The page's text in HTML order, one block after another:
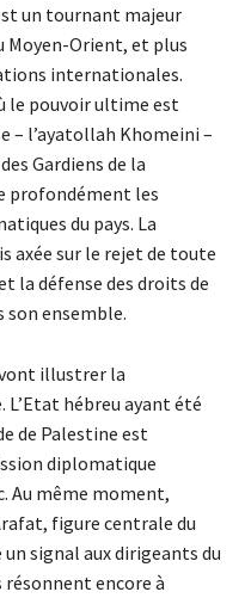
un tournant majeur
Moyen-Orient, et plus
internationales.
le pouvoir ultime est
– l’ayatollah Khomeini –
Gardiens de la
profondément les
du pays. La
axée sur le rejet de toute
la défense des droits de
son ensemble.
illustrer la
L’Etat hébreu ayant été
de Palestine est
diplomatique
Au même moment,
figure centrale du
signal aux dirigeants du
encore à